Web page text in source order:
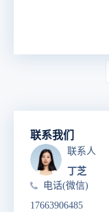
联系我们
联系人
丁芝
电话(微信)
17663906485